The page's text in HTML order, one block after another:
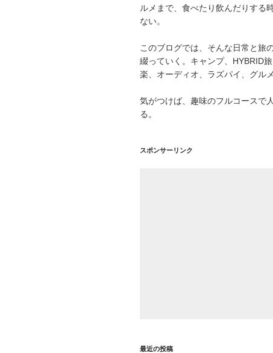
ルメまで、食べたり飲んだりする
ない。
このブログでは、そんな日常と旅
綴っていく。キャンプ、HYBRID
楽、オーディオ、ラズパイ、グル
気がつけば、趣味のフルコースで
る。
スポンサーリンク
最近の投稿